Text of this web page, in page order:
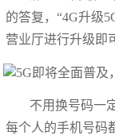
的答复，“4G升级
营业厅进行升级即
不用换号码一
每个人的手机号码